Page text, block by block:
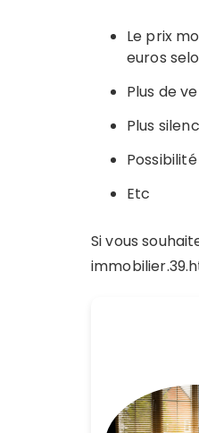
Le prix
euros
Plus de
Plus
Etc
Si vous